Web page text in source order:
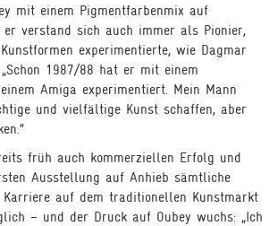
ENCOUNTERS VIDEOS BUCH
NEWS & MEDIA BITS
mit einem Pigmentfarbenmix auf
verstand sich auch immer als Pionier,
experimentierte, wie Dagmar
1987/88 hat er mit einem
Amiga experimentiert. Mein Mann
und vielfältige Kunst schaffen, aber
früh auch kommerziellen Erfolg und
Ausstellung auf Anhieb sämtliche
Karriere auf dem traditionellen Kunstmarkt
– und der Druck auf Oubey wuchs: „Ich